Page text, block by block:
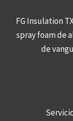
FG Insulation
spray foam de
de